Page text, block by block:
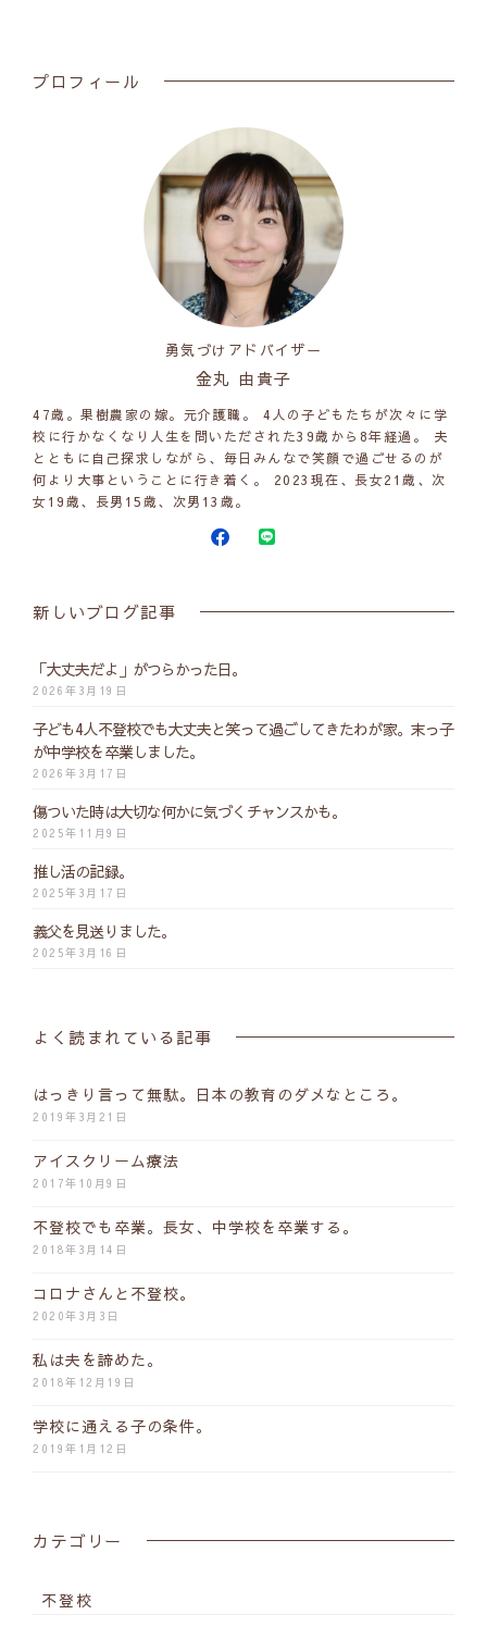
プロフィール
勇気づけアドバイザー
金丸 由貴子
47歳。果樹農家の嫁。元介護職。 4人の子どもたちが次々に学
校に行かなくなり人生を問いただされた39歳から8年経過。 夫
とともに自己探求しながら、毎日みんなで笑顔で過ごせるのが
何より大事ということに行き着く。 2023現在、長女21歳、次
女19歳、長男15歳、次男13歳。
新しいブログ記事
「大丈夫だよ」がつらかった日。
2026年3月19日
子ども4人不登校でも大丈夫と笑って過ごしてきたわが家。末っ子
が中学校を卒業しました。
2026年3月17日
傷ついた時は大切な何かに気づくチャンスかも。
2025年11月9日
推し活の記録。
2025年3月17日
義父を見送りました。
2025年3月16日
よく読まれている記事
はっきり言って無駄。日本の教育のダメなところ。
2019年3月21日
アイスクリーム療法
2017年10月9日
不登校でも卒業。長女、中学校を卒業する。
2018年3月14日
コロナさんと不登校。
2020年3月3日
私は夫を諦めた。
2018年12月19日
学校に通える子の条件。
2019年1月12日
カテゴリー
不登校